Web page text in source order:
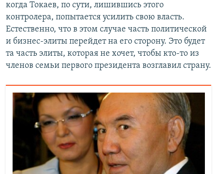
когда Токаев, по сути, лишившись этого
контролера, попытается усилить свою власть.
Естественно, что в этом случае часть политической
и бизнес-элиты перейдет на его сторону. Это будет
та часть элиты, которая не хочет, чтобы кто-то из
членов семьи первого президента возглавил страну.